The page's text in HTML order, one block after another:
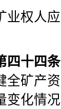
业权人
四十四条
全矿产
变化情